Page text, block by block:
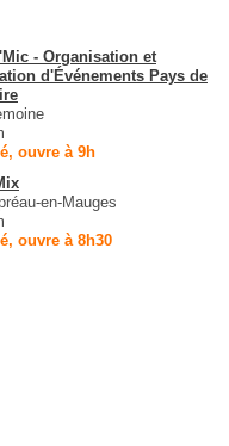
- Organisation et
d'Événements Pays de
ouvre à 9h
en-Mauges
ouvre à 8h30